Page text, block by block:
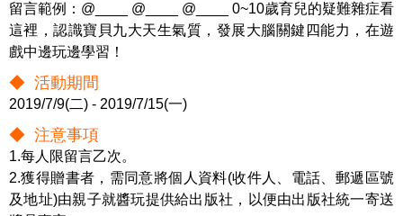
留言範例：@____ @____ @____ 0~10歲育兒的疑難雜症看
這裡，認識寶貝九大天生氣質，發展大腦關鍵四能力，在遊
戲中邊玩邊學習！
◆ 活動期間
2019/7/9(二) - 2019/7/15(一)
◆ 注意事項
1.每人限留言乙次。
2.獲得贈書者，需同意將個人資料(收件人、電話、郵遞區號
及地址)由親子就醬玩提供給出版社，以便由出版社統一寄送